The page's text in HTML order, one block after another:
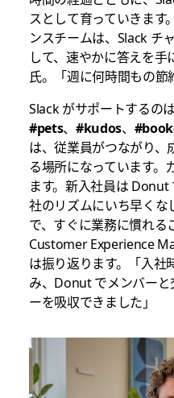
スとして育っていきます
ンスチームは、Slack チ
して、速やかに答えを
氏。「週に何時間もの節
Slack がサポートするの
#pets、 #kudos、
は、従業員がつながり、
る場所になっています。
ます。新入社員は
社のリズムにいち早くな
で、すぐに業務に慣れる
Customer Experience
は振り返ります。「入社
み、Donut でメンバー
ーを吸収できました」